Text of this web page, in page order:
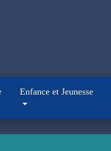
Enfance et Jeunesse